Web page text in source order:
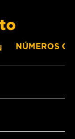
NÚMEROS OE